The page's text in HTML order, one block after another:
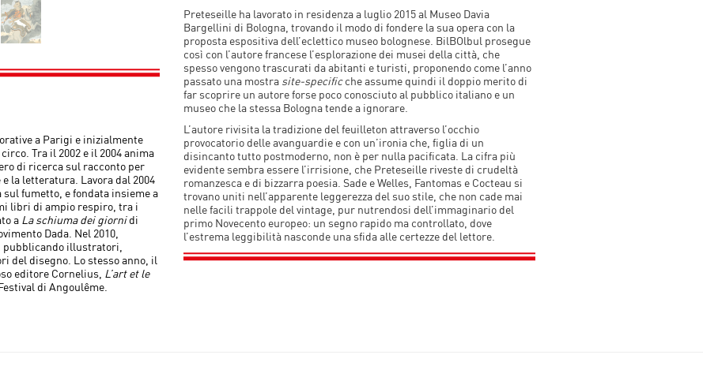
a Parigi e inizialmente
Tra il 2002 e il 2004 anima
di ricerca sul racconto per
la letteratura. Lavora dal 2004
fumetto, e fondata insieme a
libri di ampio respiro, tra i
a La schiuma dei giornidi
Dada. Nel 2010,
illustratori,
del disegno. Lo stesso anno, il
editore Cornelius, L’art et le
di Angoulême.
Preteseille ha lavorato in residenza a luglio 2015 al Museo Davia
Bargellini di Bologna, trovando il modo di fondere la sua opera con la
proposta espositiva dell’eclettico museo bolognese. BilBOlbul prosegue
così con l’autore francese l’esplorazione dei musei della città, che
spesso vengono trascurati da abitanti e turisti, proponendo come l’anno
passato una mostra site-specificche assume quindi il doppio merito di
far scoprire un autore forse poco conosciuto al pubblico italiano e un
museo che la stessa Bologna tende a ignorare.
L’autore rivisita la tradizione del feuilleton attraverso l’occhio
provocatorio delle avanguardie e con un’ironia che, figlia di un
disincanto tutto postmoderno, non è per nulla pacificata. La cifra più
evidente sembra essere l’irrisione, che Preteseille riveste di crudeltà
romanzesca e di bizzarra poesia. Sade e Welles, Fantomas e Cocteau si
trovano uniti nell’apparente leggerezza del suo stile, che non cade mai
nelle facili trappole del vintage, pur nutrendosi dell’immaginario del
primo Novecento europeo: un segno rapido ma controllato, dove
l’estrema leggibilità nasconde una sfida alle certezze del lettore.